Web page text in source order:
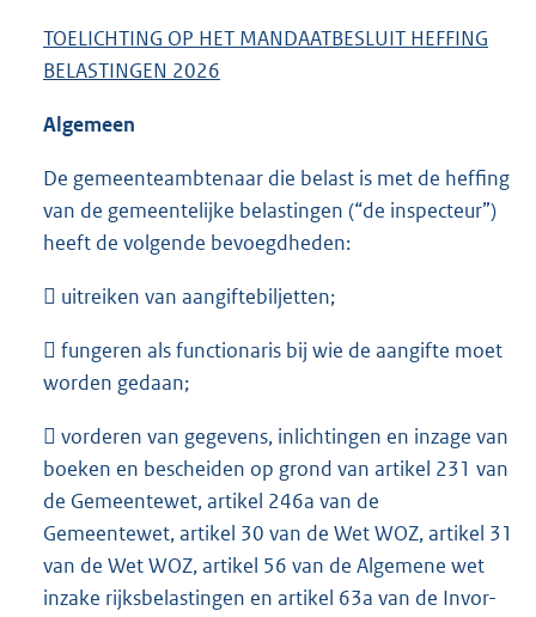
TOELICHTING OP HET MANDAATBESLUIT HEFFING
BELASTINGEN 2026
Algemeen
De gemeenteambtenaar die belast is met de heffing
van de gemeentelijke belastingen (“de inspecteur”)
heeft de volgende bevoegdheden:
 uitreiken van aangiftebiljetten;
 fungeren als functionaris bij wie de aangifte moet
worden gedaan;
 vorderen van gegevens, inlichtingen en inzage van
boeken en bescheiden op grond van artikel 231 van
de Gemeentewet, artikel 246a van de
Gemeentewet, artikel 30 van de Wet WOZ, artikel 31
van de Wet WOZ, artikel 56 van de Algemene wet
inzake rijksbelastingen en artikel 63a van de Invor-